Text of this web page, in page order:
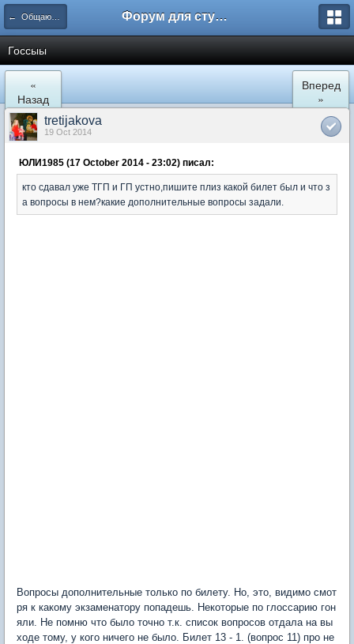
← Общаются юристы Форум для студента СГА
Госсыы
«
Назад
Вперед
»
tretijakova
19 Oct 2014
ЮЛИ1985 (17 October 2014 - 23:02) писал:
кто сдавал уже ТГП и ГП устно,пишите плиз какой билет был и что з
а вопросы в нем?какие дополнительные вопросы задали.
Вопросы дополнительные только по билету. Но, это, видимо смот
ря к какому экзаменатору попадешь. Некоторые по глоссарию гон
яли. Не помню что было точно т.к. список вопросов отдала на вы
ходе тому, у кого ничего не было. Билет 13 - 1. (вопрос 11) про не